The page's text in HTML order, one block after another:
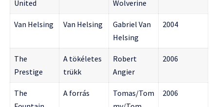
United
Wolverine
Van Helsing Van Helsing
Gabriel Van
Helsing
2004
The
Prestige
A tökéletes
trükk
Robert
Angier
2006
The
A forrás
Tomas/Tom
2006